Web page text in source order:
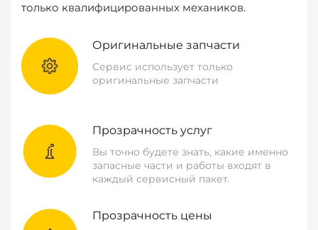
только квалифицированных механиков.
Оригинальные запчасти
Сервис использует только
оригинальные запчасти
Прозрачность услуг
Вы точно будете знать, какие именно
запасные части и работы входят в
каждый сервисный пакет.
Прозрачность цены